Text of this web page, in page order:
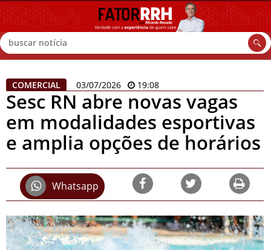
Buscar
COMERCIAL 03/07/2026 19:08
Sesc RN abre novas vagas
em modalidades esportivas
e amplia opções de horários
Whatsapp